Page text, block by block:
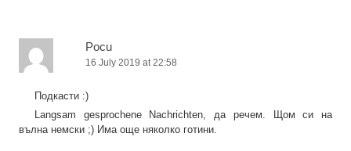
Pocu
16 July 2019 at 22:58
Подкасти :)
Langsam gesprochene Nachrichten, да речем. Щом си на
вълна немски ;) Има още няколко готини.